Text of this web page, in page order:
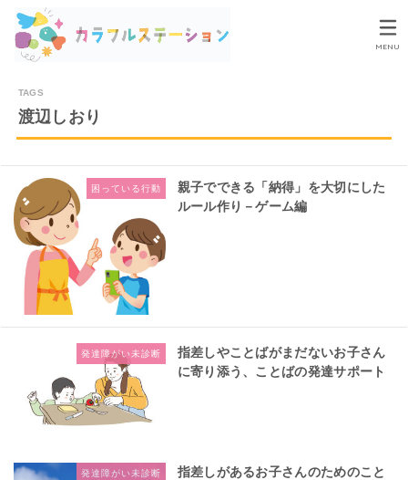
MENU
渡辺しおり
困っている行動
親子でできる「納得」を大切にした
ルール作り－ゲーム編
発達障がい未診断
指差しやことばがまだないお子さん
に寄り添う、ことばの発達サポート
発達障がい未診断
指差しがあるお子さんのためのこと